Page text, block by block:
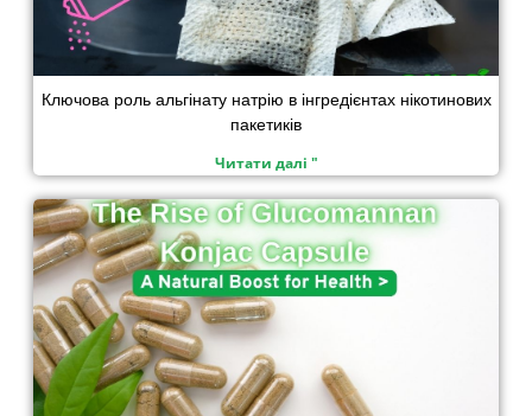
Ключова роль альгінату натрію в інгредієнтах нікотинових
пакетиків
Читати далі "